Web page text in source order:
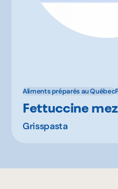
Aliments préparés au Québec
Fettuccine
Grisspasta